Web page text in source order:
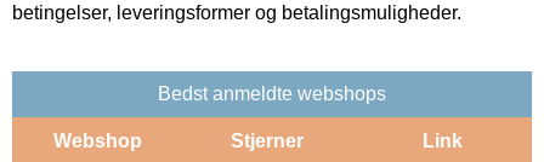
betingelser, leveringsformer og betalingsmuligheder.
Bedst anmeldte webshops
Webshop Stjerner Link